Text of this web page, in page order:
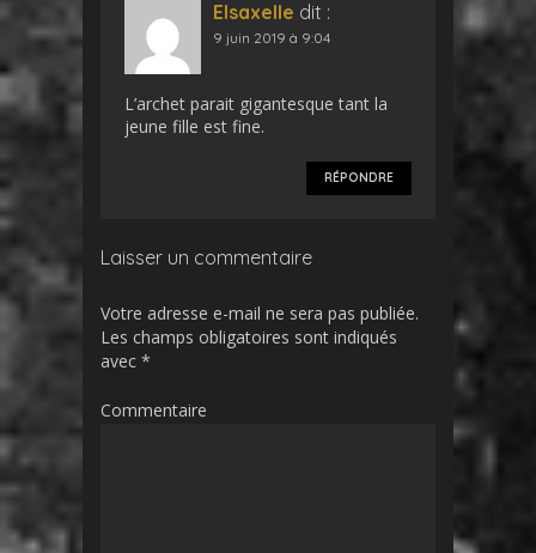
Elsaxelle dit :
9 juin 2019 à 9:04
L’archet parait gigantesque tant la
jeune fille est fine.
RÉPONDRE
Laisser un commentaire
Votre adresse e-mail ne sera pas publiée.
Les champs obligatoires sont indiqués
avec *
Commentaire